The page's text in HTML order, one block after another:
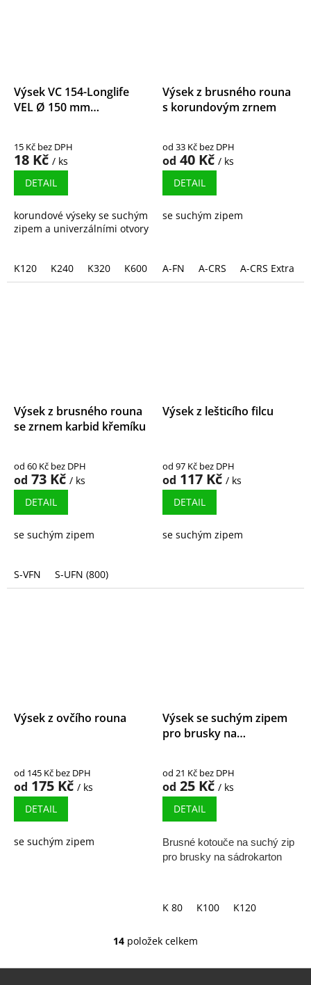
Výsek VC 154-Longlife
VEL Ø 150 mm
15 Kč bez DPH
18 Kč / ks
DETAIL
korundové výseky se suchým
zipem a univerzálními otvory
K120 K240 K320 K600 K1000
Výsek z brusného rouna
s korundovým zrnem
od 33 Kč bez DPH
od 40 Kč / ks
DETAIL
se suchým zipem
A-FN A-CRS A-CRS Extra
Výsek z brusného rouna
se zrnem karbid křemíku
od 60 Kč bez DPH
od 73 Kč / ks
DETAIL
se suchým zipem
S-VFN S-UFN (800)
Výsek z lešticího filcu
od 97 Kč bez DPH
od 117 Kč / ks
DETAIL
se suchým zipem
Výsek z ovčího rouna
od 145 Kč bez DPH
od 175 Kč / ks
DETAIL
se suchým zipem
Výsek se suchým zipem
pro brusky na
od 21 Kč bez DPH
od 25 Kč / ks
DETAIL
Brusné kotouče na suchý zip
pro brusky na sádrokarton
K 80 K100 K120
O
l
14 položek celkem
Z